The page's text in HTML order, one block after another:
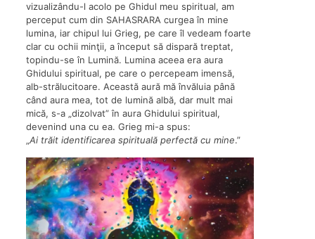
vizualizându-l acolo pe Ghidul meu spiritual, am
perceput cum din SAHASRARA curgea în mine
lumina, iar chipul lui Grieg, pe care îl vedeam foarte
clar cu ochii minţii, a început să dispară treptat,
topindu-se în Lumină. Lumina aceea era aura
Ghidului spiritual, pe care o percepeam imensă,
alb-strălucitoare. Această aură mă învăluia până
când aura mea, tot de lumină albă, dar mult mai
mică, s-a „dizolvat” în aura Ghidului spiritual,
devenind una cu ea. Grieg mi-a spus:
„Ai trăit identificarea spirituală perfectă cu mine.”